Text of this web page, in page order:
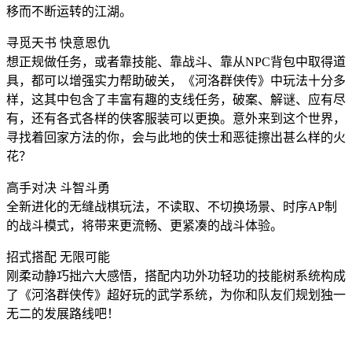
移而不断运转的江湖。
寻觅天书 快意恩仇
想正规做任务，或者靠技能、靠战斗、靠从NPC背包中取得道
具，都可以增强实力帮助破关，《河洛群侠传》中玩法十分多
样，这其中包含了丰富有趣的支线任务，破案、解谜、应有尽
有，还有各式各样的侠客服装可以更换。意外来到这个世界，
寻找着回家方法的你，会与此地的侠士和恶徒擦出甚么样的火
花？
高手对决 斗智斗勇
全新进化的无缝战棋玩法，不读取、不切换场景、时序AP制
的战斗模式，将带来更流畅、更紧凑的战斗体验。
招式搭配 无限可能
刚柔动静巧拙六大感悟，搭配内功外功轻功的技能树系统构成
了《河洛群侠传》超好玩的武学系统，为你和队友们规划独一
无二的发展路线吧！